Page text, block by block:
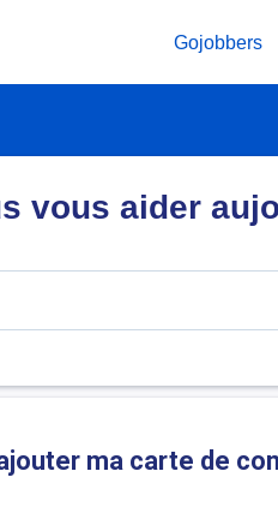
Gojobbers
vous aider
ma carte de